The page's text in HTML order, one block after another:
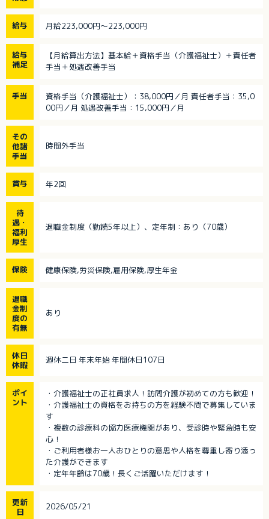
給与 月給223,000円～223,000円
給与
補足
【月給算出方法】基本給＋資格手当（介護福祉士）＋責任者
手当＋処遇改善手当
手当
資格手当（介護福祉士）：38,000円／月 責任者手当：35,0
00円／月 処遇改善手当：15,000円／月
その
他諸
手当
時間外手当
賞与 年2回
待
遇・
福利
厚生
退職金制度（勤続5年以上）、定年制：あり（70歳）
保険 健康保険,労災保険,雇用保険,厚生年金
退職
金制
度の
有無
あり
休日
休暇
週休二日 年末年始 年間休日107日
ポイ
ント
・介護福祉士の正社員求人！訪問介護が初めての方も歓迎！
・介護福祉士の資格をお持ちの方を経験不問で募集していま
す
・複数の診療科の協力医療機関があり、受診時や緊急時も安
心！
・ご利用者様お一人おひとりの意思や人格を尊重し寄り添っ
た介護ができます
・定年年齢は70歳！長くご活躍いただけます！
更新
日
2026/05/21